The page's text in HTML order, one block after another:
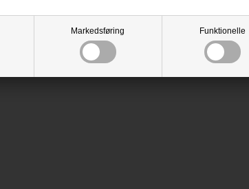
Markedsføring Funktionelle